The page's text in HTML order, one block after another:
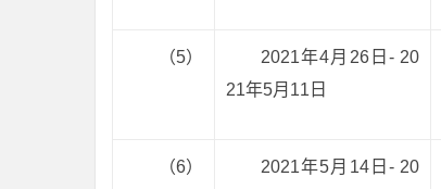
（5）
2021年4月26日- 20
21年5月11日
（6）
2021年5月14日- 20